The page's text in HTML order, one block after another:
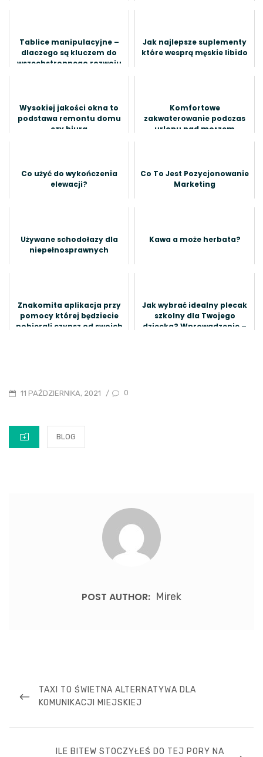
Tablice manipulacyjne –
dlaczego są kluczem do
wszechstronnego rozwoju
Jak najlepsze suplementy
które wesprą męskie libido
Wysokiej jakości okna to
podstawa remontu domu
czy biura
Komfortowe
zakwaterowanie podczas
urlopu nad morzem
Co użyć do wykończenia
elewacji?
Co To Jest Pozycjonowanie
Marketing
Używane schodołazy dla
niepełnosprawnych
Kawa a może herbata?
Znakomita aplikacja przy
pomocy której będziecie
pobierali czynsz od swoich
Jak wybrać idealny plecak
szkolny dla Twojego
dziecka? Wprowadzenie –
POSTED
11 PAŹDZIERNIKA, 2021 / 0
CATEGORIES
BLOG
POST AUTHOR: Mirek
wpisuPREVIOUS
POST
TAXI TO ŚWIETNA ALTERNATYWA DLA
KOMUNIKACJI MIEJSKIEJ
NEXT
ILE BITEW STOCZYŁEŚ DO TEJ PORY NA